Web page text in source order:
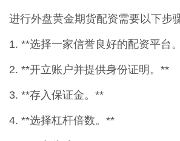
进行外盘黄金期货配资需要以下步
1. **选择一家信誉良好的配资平台
2. **开立账户并提供身份证明。**
3. **存入保证金。**
4. **选择杠杆倍数。**